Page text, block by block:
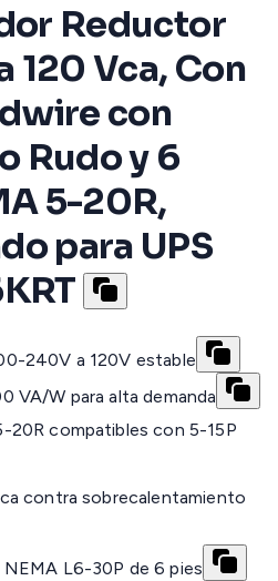
Reductor
120 Vca, Con
con
Rudo y 6
5-20R,
para UPS
240V a 120V estable
VA/W para alta demanda
20R compatibles con 5-15P
contra sobrecalentamiento
L6-30P de 6 pies